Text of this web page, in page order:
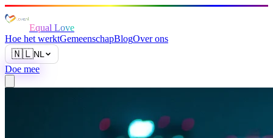
Equal Love
Hoe het werktGemeenschapBlogOver ons
🇳🇱NL
Doe mee